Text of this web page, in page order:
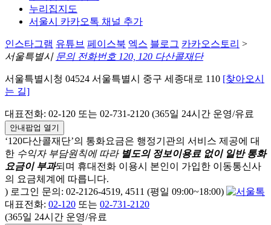
누리집지도
서울시 카카오톡 채널 추가
인스타그램 유튜브 페이스북 엑스 블로그 카카오스토리 >
서울특별시 문의 전화번호 120, 120 다산콜재단
서울특별시청 04524 서울특별시 중구 세종대로 110 [찾아오시
는 길]
대표전화: 02-120 또는 02-731-2120 (365일 24시간 운영/유료
안내팝업 열기
‘120다산콜재단’의 통화요금은 행정기관의 서비스 제공에 대
한 수익자 부담원칙에 따라 별도의 정보이용료 없이 일반 통화
요금이 부과되며 휴대전화 이용시 본인이 가입한 이동통신사
의 요금체계에 따릅니다.
) 로그인 문의: 02-2126-4519, 4511 (평일 09:00~18:00)
대표전화: 02-120 또는 02-731-2120
(365일 24시간 운영/유료